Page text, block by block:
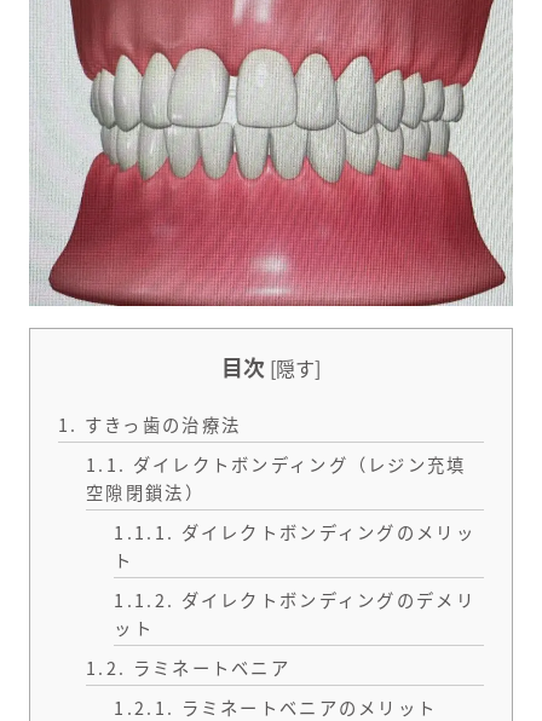
目次 [隠す]
1. すきっ歯の治療法
1.1. ダイレクトボンディング（レジン充填
空隙閉鎖法）
1.1.1. ダイレクトボンディングのメリッ
ト
1.1.2. ダイレクトボンディングのデメリ
ット
1.2. ラミネートベニア
1.2.1. ラミネートベニアのメリット